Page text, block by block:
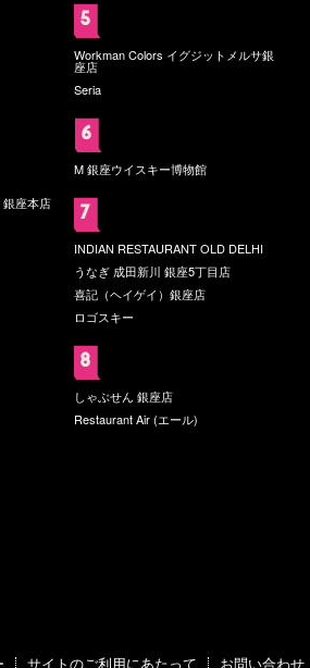
座本店
Workman Colors イグジットメルサ銀
座店
Seria
M 銀座ウイスキー博物館
INDIAN RESTAURANT OLD DELHI
うなぎ 成田新川 銀座5丁目店
喜記（ヘイゲイ）銀座店
ロゴスキー
しゃぶせん 銀座店
Restaurant Air (エール)
サイトのご利用にあたって お問い合わせ